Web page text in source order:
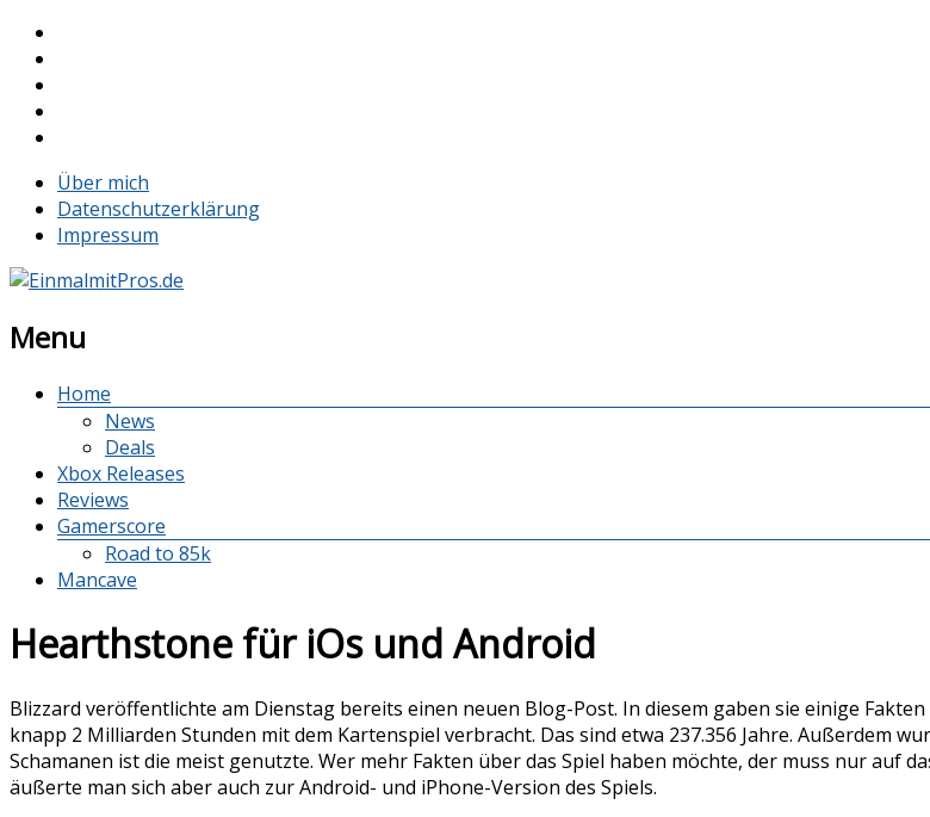
Über mich
Datenschutzerklärung
Impressum
Menu
Home
News
Deals
Xbox Releases
Reviews
Gamerscore
Road to 85k
Mancave
Hearthstone für iOs und Android
Blizzard veröffentlichte am Dienstag bereits einen neuen Blog-Post. In diesem gaben sie einige
knapp 2 Milliarden Stunden mit dem Kartenspiel verbracht. Das sind etwa 237.356 Jahre. Außerdem
Schamanen ist die meist genutzte. Wer mehr Fakten über das Spiel haben möchte, der muss nur auf
äußerte man sich aber auch zur Android- und iPhone-Version des Spiels.